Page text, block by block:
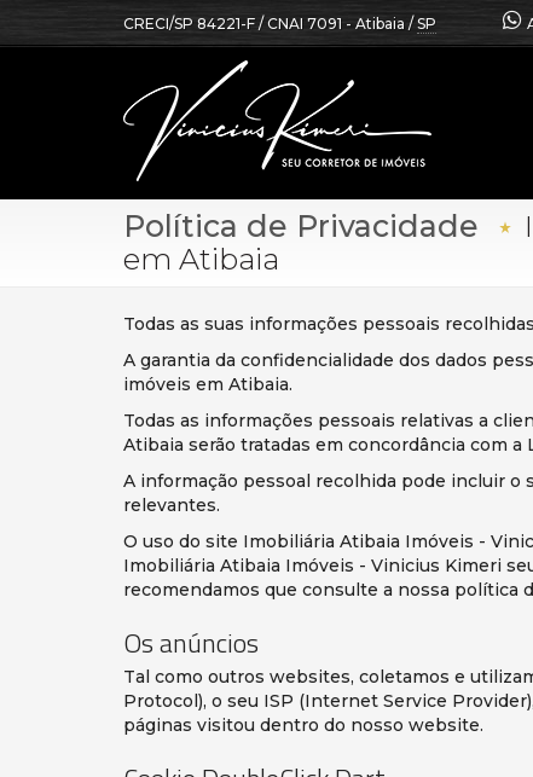
CRECI/SP 84221-F / CNAI 7091 - Atibaia / SP
Política de Privacidade
em Atibaia
Todas as suas informações pessoais
A garantia da confidencialidade dos dados
imóveis em Atibaia.
Todas as informações pessoais relativas a
Atibaia serão tratadas em concordância com a
A informação pessoal recolhida pode incluir o
relevantes.
O uso do site Imobiliária Atibaia Imóveis -
Imobiliária Atibaia Imóveis - Vinicius Kimeri
recomendamos que consulte a nossa política
Os anúncios
Tal como outros websites, coletamos e
Protocol), o seu ISP (Internet Service
páginas visitou dentro do nosso website.